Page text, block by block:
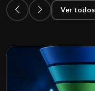
Ver todos